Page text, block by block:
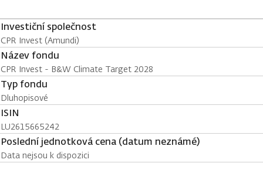
Investiční společnost
CPR Invest (Amundi)
Název fondu
CPR Invest - B&W Climate Target 2028
Typ fondu
Dluhopisové
ISIN
LU2615665242
Poslední jednotková cena (datum neznámé)
Data nejsou k dispozici